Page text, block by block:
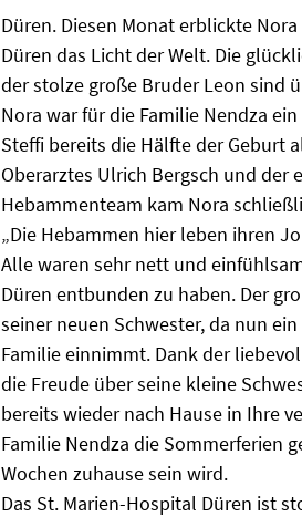
Düren. Diesen Monat erblickte
Düren das Licht der Welt. Die
der stolze große Bruder Leon sind
Nora war für die Familie Nendza
Steffi bereits die Hälfte der Geburt
Oberarztes Ulrich Bergsch und der
Hebammenteam kam Nora
„Die Hebammen hier leben ihren
Alle waren sehr nett und
Düren entbunden zu haben. Der
seiner neuen Schwester, da nun
Familie einnimmt. Dank der
die Freude über seine kleine
bereits wieder nach Hause in Ihre
Familie Nendza die Sommerferien
Wochen zuhause sein wird.
Das St. Marien-Hospital Düren ist